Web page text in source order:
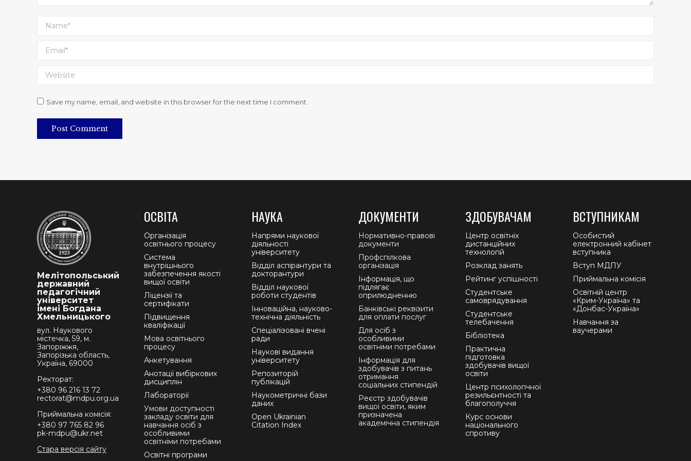
Name *
Email *
Website
Save my name, email, and website in this browser for the next time I comment.
Post Comment
Мелітопольський
державний
педагогічний
університет
імені Богдана
Хмельницького
вул. Наукового
містечка, 59, м.
Запоріжжя,
Запорізька область,
Україна, 69000
Ректорат:
+380 96 216 13 72
rectorat@mdpu.org.ua
Приймальна комісія:
+380 97 765 82 96
pk-mdpu@ukr.net
Стара версія сайту
ОСВІТА
Організація
освітнього процесу
Система
внутрішнього
забезпечення якості
вищої освіти
Ліцензії та
сертифікати
Підвищення
кваліфікації
Мова освітнього
процесу
Анкетування
Анотації вибіркових
дисциплін
Лабораторії
Умови доступності
закладу освіти для
навчання осіб з
особливими
освітніми потребами
Освітні програми
НАУКА
Напрями наукової
діяльності
університету
Відділ аспірантури та
докторантури
Відділ наукової
роботи студентів
Інноваційна, науково-
технічна діяльність
Спеціалізовані вчені
ради
Наукові видання
університету
Репозиторій
публікацій
Наукометричні бази
даних
Open Ukrainian
Citation Index
ДОКУМЕНТИ
Нормативно-правові
документи
Профспілкова
організація
Інформація, що
підлягає
оприлюдненню
Банківські реквізити
для оплати послуг
Для осіб з
особливими
освітніми потребами
Інформація для
здобувачів з питань
отримання
соціальних стипендій
Реєстр здобувачів
вищої освіти, яким
призначена
академічна стипендія
ЗДОБУВАЧАМ
Центр освітніх
дистанційних
технологій
Розклад занять
Рейтинг успішності
Студентське
самоврядування
Студентське
телебачення
Бібліотека
Практична
підготовка
здобувачів вищої
освіти
Центр психологічної
резильєнтності та
благополуччя
Курс основи
національного
спротиву
ВСТУПНИКАМ
Особистий
електронний кабінет
вступника
Вступ МДПУ
Приймальна комісія
Освітній центр
«Крим-Україна» та
«Донбас-Україна»
Навчання за
ваучерами